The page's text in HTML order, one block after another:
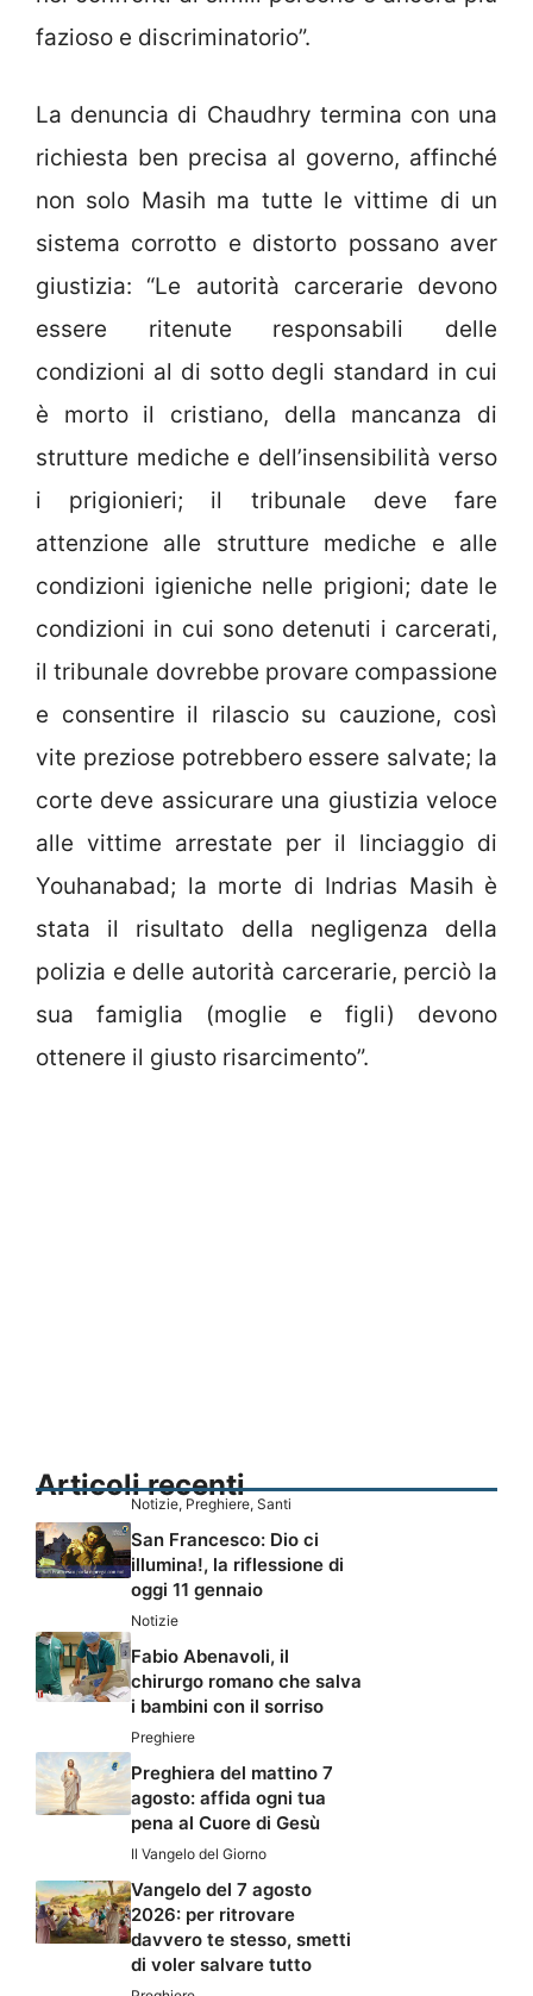
fazioso e discriminatorio”.
La denuncia di Chaudhry termina con una
richiesta ben precisa al governo, affinché
non solo Masih ma tutte le vittime di un
sistema corrotto e distorto possano aver
giustizia: “Le autorità carcerarie devono
essere ritenute responsabili delle
condizioni al di sotto degli standard in cui
è morto il cristiano, della mancanza di
strutture mediche e dell’insensibilità verso
i prigionieri; il tribunale deve fare
attenzione alle strutture mediche e alle
condizioni igieniche nelle prigioni; date le
condizioni in cui sono detenuti i carcerati,
il tribunale dovrebbe provare compassione
e consentire il rilascio su cauzione, così
vite preziose potrebbero essere salvate; la
corte deve assicurare una giustizia veloce
alle vittime arrestate per il linciaggio di
Youhanabad; la morte di Indrias Masih è
stata il risultato della negligenza della
polizia e delle autorità carcerarie, perciò la
sua famiglia (moglie e figli) devono
ottenere il giusto risarcimento”.
Articoli recenti
Notizie, Preghiere, Santi
San Francesco: Dio ci
illumina!, la riflessione di
oggi 11 gennaio
Notizie
Fabio Abenavoli, il
chirurgo romano che salva
i bambini con il sorriso
Preghiere
Preghiera del mattino 7
agosto: affida ogni tua
pena al Cuore di Gesù
Il Vangelo del Giorno
Vangelo del 7 agosto
2026: per ritrovare
davvero te stesso, smetti
di voler salvare tutto